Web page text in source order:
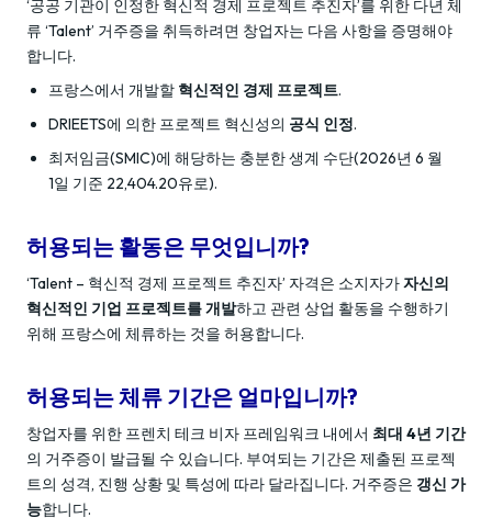
‘공공 기관이 인정한 혁신적 경제 프로젝트 추진자’를 위한 다년 체
류 ‘Talent’ 거주증을 취득하려면 창업자는 다음 사항을 증명해야
합니다.
프랑스에서 개발할 혁신적인 경제 프로젝트.
DRIEETS에 의한 프로젝트 혁신성의 공식 인정.
최저임금(SMIC)에 해당하는 충분한 생계 수단(2026년 6 월
1일 기준 22,404.20유로).
허용되는 활동은 무엇입니까?
‘Talent – 혁신적 경제 프로젝트 추진자’ 자격은 소지자가자신의
혁신적인 기업 프로젝트를 개발하고 관련 상업 활동을 수행하기
위해 프랑스에 체류하는 것을 허용합니다.
허용되는 체류 기간은 얼마입니까?
창업자를 위한 프렌치 테크 비자 프레임워크 내에서 최대 4년 기간
의 거주증이 발급될 수 있습니다. 부여되는 기간은 제출된 프로젝
트의 성격, 진행 상황 및 특성에 따라 달라집니다. 거주증은 갱신 가
능합니다.